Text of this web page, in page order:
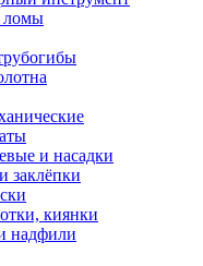
ломы
и насадки
заклёпки
киянки
надфили